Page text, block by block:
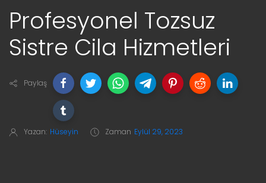
Profesyonel Tozsuz
Sistre Cila Hizmetleri
Paylaş
Yazan: Hüseyin Zaman Eylül 29, 2023